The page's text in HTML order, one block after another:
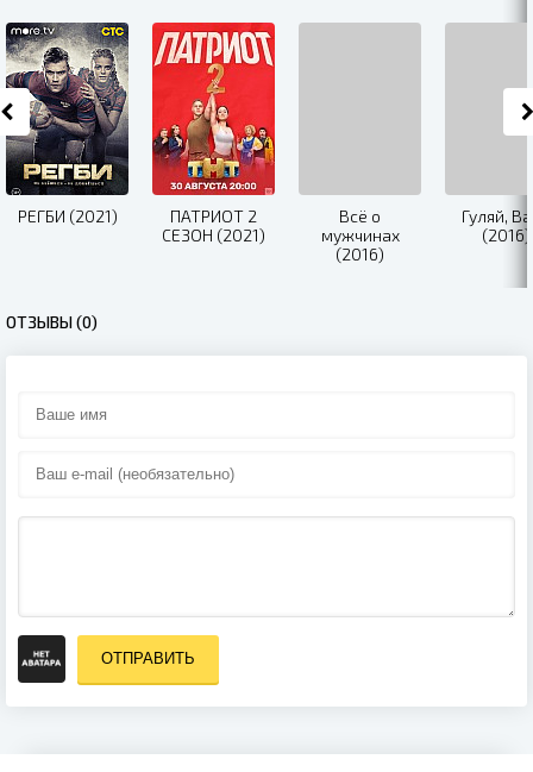
РЕГБИ (2021)
ПАТРИОТ 2
СЕЗОН (2021)
Всё о
мужчинах
(2016)
Гуляй,
(2016)
ОТЗЫВЫ (0)
ОТПРАВИТЬ